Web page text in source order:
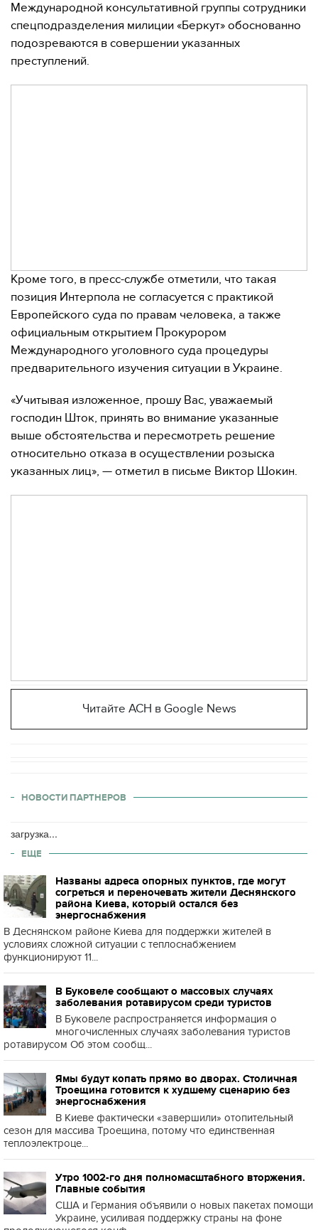
Международной консультативной группы сотрудники
спецподразделения милиции «Беркут» обоснованно
подозреваются в совершении указанных
преступлений.
Кроме того, в пресс-службе отметили, что такая
позиция Интерпола не согласуется с практикой
Европейского суда по правам человека, а также
официальным открытием Прокурором
Международного уголовного суда процедуры
предварительного изучения ситуации в Украине.
«Учитывая изложенное, прошу Вас, уважаемый
господин Шток, принять во внимание указанные
выше обстоятельства и пересмотреть решение
относительно отказа в осуществлении розыска
указанных лиц», — отметил в письме Виктор Шокин.
Читайте АСН в Google News
НОВОСТИ ПАРТНЕРОВ
загрузка...
ЕЩЕ
Названы адреса опорных пунктов, где могут
согреться и переночевать жители Деснянского
района Киева, который остался без
энергоснабжения
В Деснянском районе Киева для поддержки жителей в
условиях сложной ситуации с теплоснабжением
функционируют 11...
В Буковеле сообщают о массовых случаях
заболевания ротавирусом среди туристов
В Буковеле распространяется информация о
многочисленных случаях заболевания туристов
ротавирусом Об этом сообщ...
Ямы будут копать прямо во дворах. Столичная
Троещина готовится к худшему сценарию без
энергоснабжения
В Киеве фактически «завершили» отопительный
сезон для массива Троещина, потому что единственная
теплоэлектроце...
Утро 1002-го дня полномасштабного вторжения.
Главные события
США и Германия объявили о новых пакетах помощи
Украине, усиливая поддержку страны на фоне